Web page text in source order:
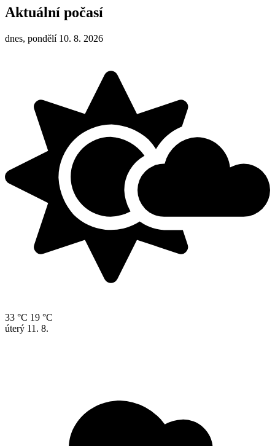
Aktuální počasí
dnes, pondělí 10. 8. 2026
33 °C 19 °C
úterý 11. 8.